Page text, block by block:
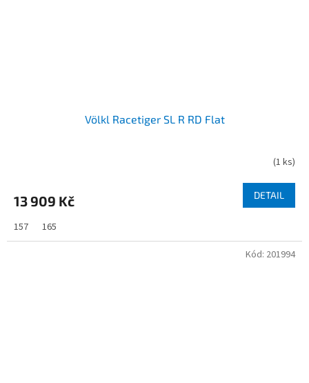
Völkl Racetiger SL R RD Flat
(1 ks)
13 909 Kč DETAIL
157 165
Kód: 201994